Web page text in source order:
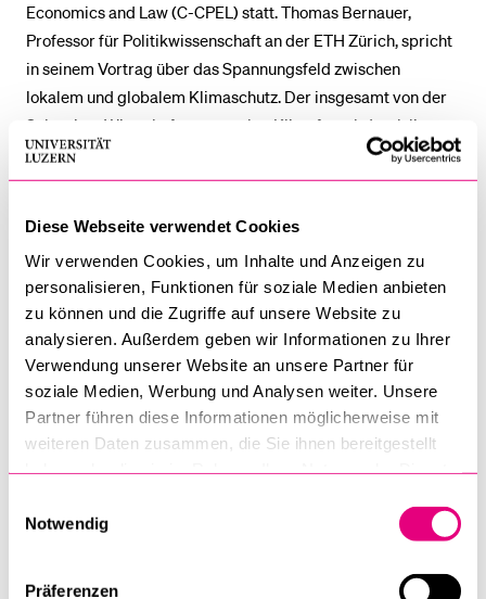
Diese Webseite verwendet Cookies
Wir verwenden Cookies, um Inhalte und Anzeigen zu
personalisieren, Funktionen für soziale Medien anbieten
zu können und die Zugriffe auf unsere Website zu
analysieren. Außerdem geben wir Informationen zu Ihrer
Verwendung unserer Website an unsere Partner für
soziale Medien, Werbung und Analysen weiter. Unsere
Partner führen diese Informationen möglicherweise mit
weiteren Daten zusammen, die Sie ihnen bereitgestellt
Notwendig
Präferenzen
Economics and Law (C-CPEL) statt. Thomas Bernauer,
Professor für Politikwissenschaft an der ETH Zürich, spricht
in seinem Vortrag über das Spannungsfeld zwischen
lokalem und globalem Klimaschutz. Der insgesamt von der
Schweizer Wirtschaft verursachte Klimafussabdruck liegt
zu zwei Dritteln im Ausland. Viele Güter, die wir
konsumieren, werden ganz oder teilweise im Ausland
internationaler Lieferketten. Die Schweizer Klimapolitik
hingegen konzentriert sich auf das Netto-Null Ziel im Inland.
Prof. Bernauer zeigt, wie die Schweizer Klimapolitik
ausgestaltet werden kann, sodass lokale Emissionen auf
Netto-Null gesenkt werden, ohne dass durch den Import von
Konsumgütern Emissionen verstärkt ins Ausland verlagert
werden.
zu einem Apéro ein.